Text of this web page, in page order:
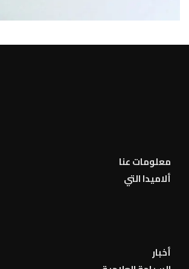
معلومات عنا
ألاميدا التي
أخبار